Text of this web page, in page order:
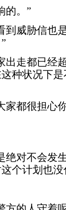
的。”
到威胁信也
出走都已经
种状况下
家都很担心
绝对不会发
个计划也没